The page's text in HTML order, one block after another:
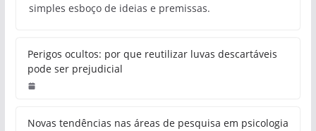
simples esboço de ideias e premissas.
Perigos ocultos: por que reutilizar luvas descartáveis
pode ser prejudicial
Novas tendências nas áreas de pesquisa em psicologia